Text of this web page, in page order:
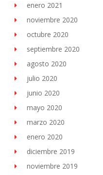
enero 2021
noviembre 2020
octubre 2020
septiembre 2020
agosto 2020
julio 2020
junio 2020
mayo 2020
marzo 2020
enero 2020
diciembre 2019
noviembre 2019